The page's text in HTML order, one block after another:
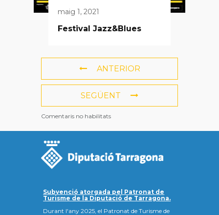
maig 1, 2021
Festival Jazz&Blues
ANTERIOR
SEGÜENT
Comentaris no habilitats
Subvenció atorgada pel Patronat de
Turisme de la Diputació de Tarragona.
Durant l'any 2025, el Patronat de Turisme de